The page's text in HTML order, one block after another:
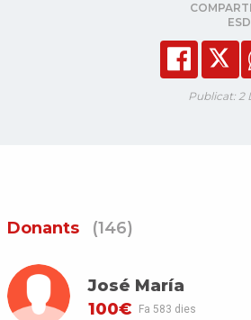
Publicat: 2
Donants (146)
José María
100€
Fa 583 dies